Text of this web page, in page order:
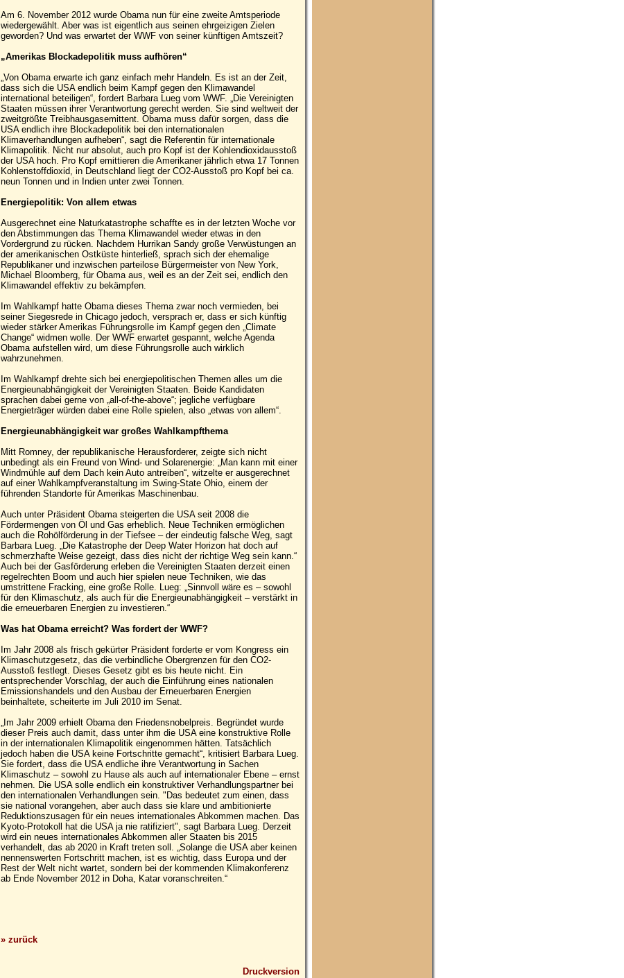
Am 6. November 2012 wurde Obama nun für eine zweite Amtsperiode
wiedergewählt. Aber was ist eigentlich aus seinen ehrgeizigen Zielen
geworden? Und was erwartet der WWF von seiner künftigen Amtszeit?
„Amerikas Blockadepolitik muss aufhören“
„Von Obama erwarte ich ganz einfach mehr Handeln. Es ist an der Zeit,
dass sich die USA endlich beim Kampf gegen den Klimawandel
international beteiligen“, fordert Barbara Lueg vom WWF. „Die Vereinigten
Staaten müssen ihrer Verantwortung gerecht werden. Sie sind weltweit der
zweitgrößte Treibhausgasemittent. Obama muss dafür sorgen, dass die
USA endlich ihre Blockadepolitik bei den internationalen
Klimaverhandlungen aufheben“, sagt die Referentin für internationale
Klimapolitik. Nicht nur absolut, auch pro Kopf ist der Kohlendioxidausstoß
der USA hoch. Pro Kopf emittieren die Amerikaner jährlich etwa 17 Tonnen
Kohlenstoffdioxid, in Deutschland liegt der CO2-Ausstoß pro Kopf bei ca.
neun Tonnen und in Indien unter zwei Tonnen.
Energiepolitik: Von allem etwas
Ausgerechnet eine Naturkatastrophe schaffte es in der letzten Woche vor
den Abstimmungen das Thema Klimawandel wieder etwas in den
Vordergrund zu rücken. Nachdem Hurrikan Sandy große Verwüstungen an
der amerikanischen Ostküste hinterließ, sprach sich der ehemalige
Republikaner und inzwischen parteilose Bürgermeister von New York,
Michael Bloomberg, für Obama aus, weil es an der Zeit sei, endlich den
Klimawandel effektiv zu bekämpfen.
Im Wahlkampf hatte Obama dieses Thema zwar noch vermieden, bei
seiner Siegesrede in Chicago jedoch, versprach er, dass er sich künftig
wieder stärker Amerikas Führungsrolle im Kampf gegen den „Climate
Change“ widmen wolle. Der WWF erwartet gespannt, welche Agenda
Obama aufstellen wird, um diese Führungsrolle auch wirklich
wahrzunehmen.
Im Wahlkampf drehte sich bei energiepolitischen Themen alles um die
Energieunabhängigkeit der Vereinigten Staaten. Beide Kandidaten
sprachen dabei gerne von „all-of-the-above“; jegliche verfügbare
Energieträger würden dabei eine Rolle spielen, also „etwas von allem“.
Energieunabhängigkeit war großes Wahlkampfthema
Mitt Romney, der republikanische Herausforderer, zeigte sich nicht
unbedingt als ein Freund von Wind- und Solarenergie: „Man kann mit einer
Windmühle auf dem Dach kein Auto antreiben“, witzelte er ausgerechnet
auf einer Wahlkampfveranstaltung im Swing-State Ohio, einem der
führenden Standorte für Amerikas Maschinenbau.
Auch unter Präsident Obama steigerten die USA seit 2008 die
Fördermengen von Öl und Gas erheblich. Neue Techniken ermöglichen
auch die Rohölförderung in der Tiefsee – der eindeutig falsche Weg, sagt
Barbara Lueg. „Die Katastrophe der Deep Water Horizon hat doch auf
schmerzhafte Weise gezeigt, dass dies nicht der richtige Weg sein kann.“
Auch bei der Gasförderung erleben die Vereinigten Staaten derzeit einen
regelrechten Boom und auch hier spielen neue Techniken, wie das
umstrittene Fracking, eine große Rolle. Lueg: „Sinnvoll wäre es – sowohl
für den Klimaschutz, als auch für die Energieunabhängigkeit – verstärkt in
die erneuerbaren Energien zu investieren.“
Was hat Obama erreicht? Was fordert der WWF?
Im Jahr 2008 als frisch gekürter Präsident forderte er vom Kongress ein
Klimaschutzgesetz, das die verbindliche Obergrenzen für den CO2-
Ausstoß festlegt. Dieses Gesetz gibt es bis heute nicht. Ein
entsprechender Vorschlag, der auch die Einführung eines nationalen
Emissionshandels und den Ausbau der Erneuerbaren Energien
beinhaltete, scheiterte im Juli 2010 im Senat.
„Im Jahr 2009 erhielt Obama den Friedensnobelpreis. Begründet wurde
dieser Preis auch damit, dass unter ihm die USA eine konstruktive Rolle
in der internationalen Klimapolitik eingenommen hätten. Tatsächlich
jedoch haben die USA keine Fortschritte gemacht“, kritisiert Barbara Lueg.
Sie fordert, dass die USA endliche ihre Verantwortung in Sachen
Klimaschutz – sowohl zu Hause als auch auf internationaler Ebene – ernst
nehmen. Die USA solle endlich ein konstruktiver Verhandlungspartner bei
den internationalen Verhandlungen sein. "Das bedeutet zum einen, dass
sie national vorangehen, aber auch dass sie klare und ambitionierte
Reduktionszusagen für ein neues internationales Abkommen machen. Das
Kyoto-Protokoll hat die USA ja nie ratifiziert", sagt Barbara Lueg. Derzeit
wird ein neues internationales Abkommen aller Staaten bis 2015
verhandelt, das ab 2020 in Kraft treten soll. „Solange die USA aber keinen
nennenswerten Fortschritt machen, ist es wichtig, dass Europa und der
Rest der Welt nicht wartet, sondern bei der kommenden Klimakonferenz
ab Ende November 2012 in Doha, Katar voranschreiten.“
» zurück
Druckversion